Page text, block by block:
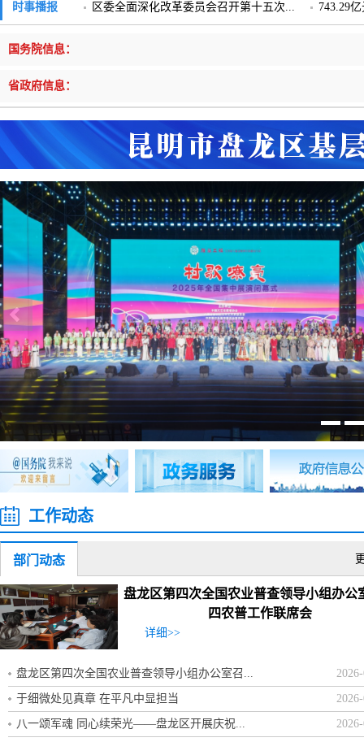
领导信箱 | 调查征集 | 常见问题问答
时事播报 区委全面深化改革委员会召开第十五次... 743.29
国务院信息：
省政府信息：
盘龙区在全国舞台唱响“幸福盘龙”建设“幸福好声音”
@国务院 我来说
工作动态
部门动态
盘龙区第四次全国农业普查领导小组办公
四农普工作联席会
详细>>
盘龙区第四次全国农业普查领导小组办公室召...
于细微处见真章 在平凡中显担当
八一颂军魂 同心续荣光——盘龙区开展庆祝...